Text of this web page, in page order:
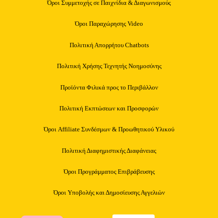
Όροι Συμμετοχής σε Παιχνίδια & Διαγωνισμούς
Όροι Παραχώρησης Video
Πολιτική Απορρήτου Chatbots
Πολιτική Χρήσης Τεχνητής Νοημοσύνης
Προϊόντα Φιλικά προς το Περιβάλλον
Πολιτική Εκπτώσεων και Προσφορών
Όροι Affiliate Συνδέσμων & Προωθητικού Υλικού
Πολιτική Διαφημιστικής Διαφάνειας
Όροι Προγράμματος Επιβράβευσης
Όροι Υποβολής και Δημοσίευσης Αγγελιών